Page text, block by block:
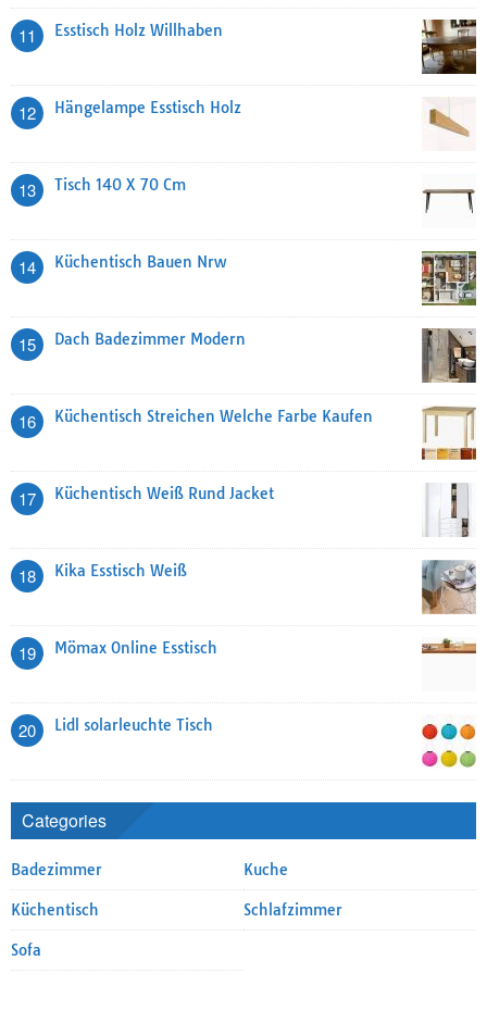
11 Esstisch Holz Willhaben
12 Hängelampe Esstisch Holz
13 Tisch 140 X 70 Cm
14 Küchentisch Bauen Nrw
15 Dach Badezimmer Modern
16 Küchentisch Streichen Welche Farbe Kaufen
17 Küchentisch Weiß Rund Jacket
18 Kika Esstisch Weiß
19 Mömax Online Esstisch
20 Lidl solarleuchte Tisch
Categories
Badezimmer Kuche
Küchentisch Schlafzimmer
Sofa